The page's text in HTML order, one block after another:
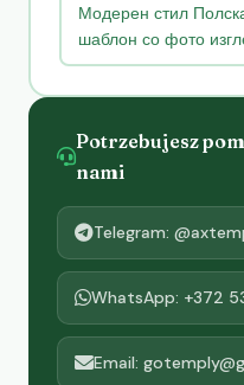
Модерен стил
шаблон со фото
Potrzebujesz
nami
Telegram:
WhatsApp: +372
Email: